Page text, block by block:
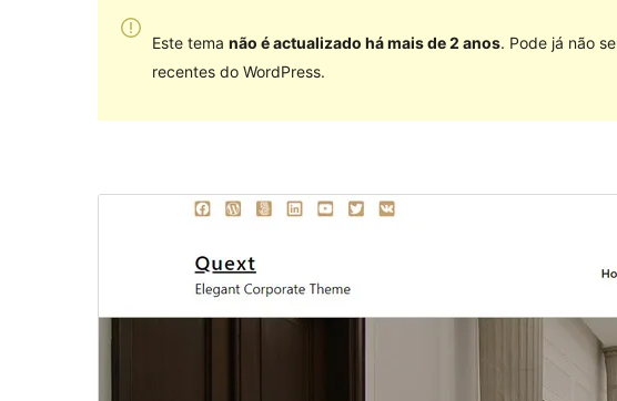
Este tema não é actualizado há mais de 2 anos. Pode já não
recentes do WordPress.